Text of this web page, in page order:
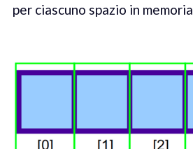
per ciascuno spazio in memoria.